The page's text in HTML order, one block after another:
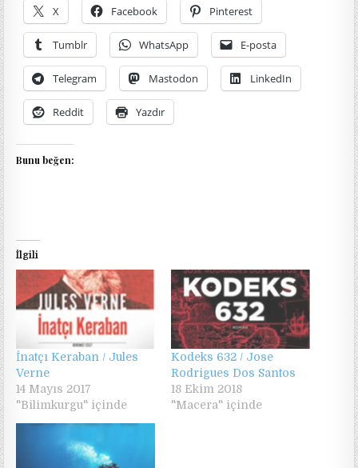
X Facebook Pinterest
Tumblr WhatsApp E-posta
Telegram Mastodon LinkedIn
Reddit Yazdır
Bunu beğen:
İlgili
İnatçı Keraban / Jules
Verne
14 Mayıs 2017
"Bilimkurgu" içinde
Kodeks 632 / Jose
Rodrigues Dos Santos
18 Ekim 2018
"Macera" içinde